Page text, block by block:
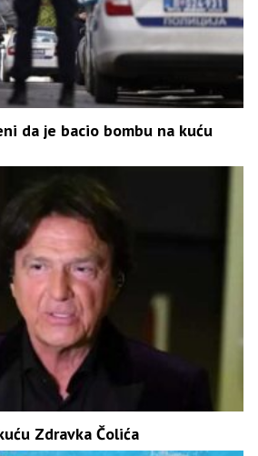
da je bacio bombu na kuću
Zdravka Čolića